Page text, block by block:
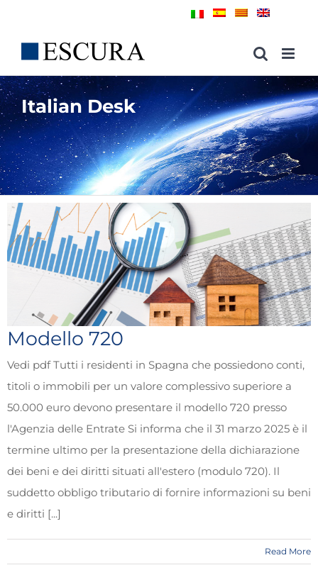
Italian Desk
Modello 720
Vedi pdf Tutti i residenti in Spagna che possiedono conti,
titoli o immobili per un valore complessivo superiore a
50.000 euro devono presentare il modello 720 presso
l'Agenzia delle Entrate Si informa che il 31 marzo 2025 è il
termine ultimo per la presentazione della dichiarazione
dei beni e dei diritti situati all'estero (modulo 720). Il
suddetto obbligo tributario di fornire informazioni su beni
e diritti [...]
Read More